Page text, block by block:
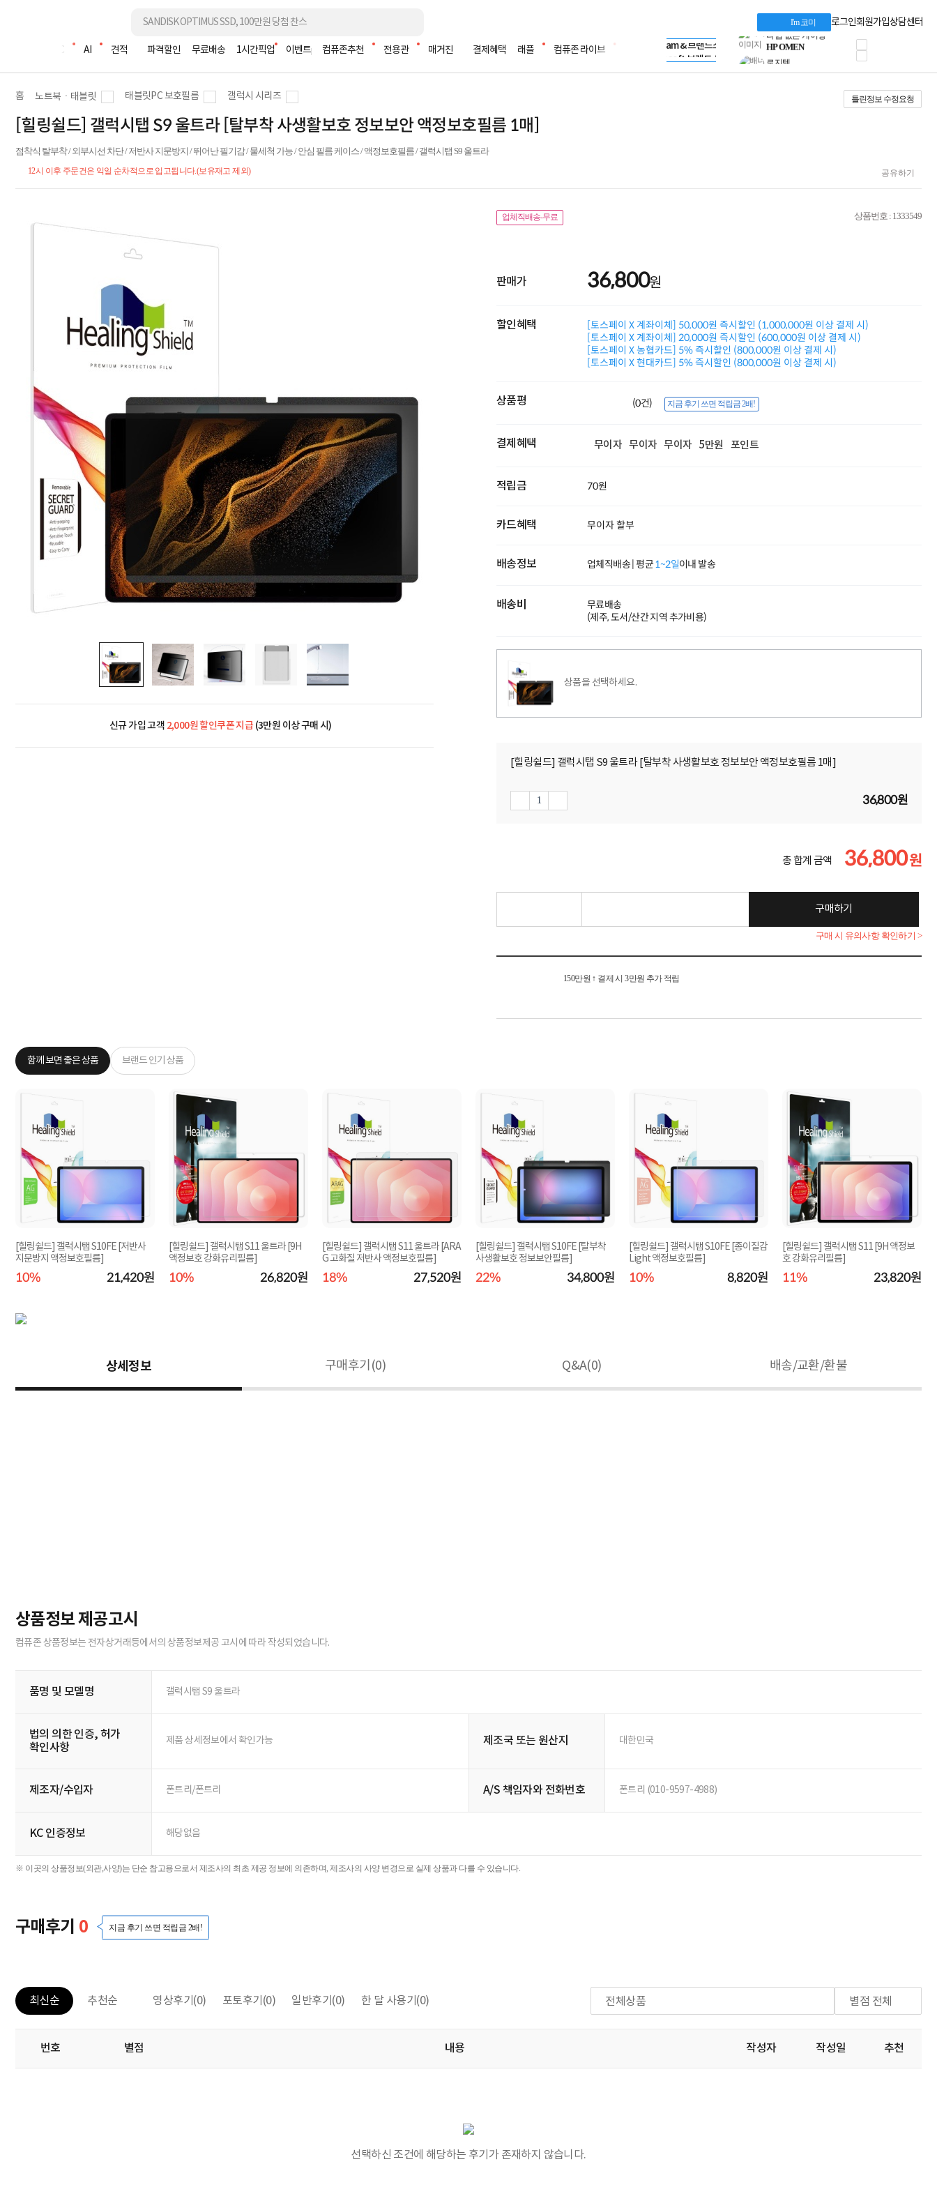
I'm 코미 로그인회원가입상담센터
조립PC AI 견적 파격할인 무료배송 1시간픽업 이벤트 컴퓨존추천 전용관 매거진 결제혜택 래플 컴퓨존 라이브
LG gram & 브랜드스토어
Microsoft 브랜드스토어
AMD 브랜드스토어
Dell 구매 찬스
프로 에센셜
타협 없는 게이밍
로지텍
적립금 3% 페이백
시스코 스위칭허브
누적 금액 별
적립금 페이백!
홈 노트북ㆍ태블릿 태블릿PC 보호필름 갤럭시 시리즈 틀린정보 수정요청
[힐링쉴드] 갤럭시탭 S9 울트라 [탈부착 사생활보호 정보보안 액정보호필름 1매]
점착식 탈부착 / 외부시선 차단 / 저반사 지문방지 / 뛰어난 필기감 / 물세척 가능 / 안심 필름 케이스 / 액정보호필름 / 갤럭시탭 S9 울트라
12시 이후 주문건은 익일 순차적으로 입고됩니다.(보유재고 제외) 공유하기
신규 가입 고객 2,000원 할인쿠폰 지급(3만원 이상 구매 시)
업체직배송-무료 상품번호 : 1333549
판매가 36,800원
할인혜택
[토스페이 X 계좌이체] 50,000원 즉시할인 (1,000,000원 이상 결제 시)
[토스페이 X 계좌이체] 20,000원 즉시할인 (600,000원 이상 결제 시)
[토스페이 X 농협카드] 5% 즉시할인 (800,000원 이상 결제 시)
[토스페이 X 현대카드] 5% 즉시할인 (800,000원 이상 결제 시)
상품평 (0건) 지금 후기 쓰면 적립금 2배!
결제혜택 무이자 무이자 무이자 5만원 포인트
적립금 70원
카드혜택 무이자 할부
배송정보 업체직배송 | 평균1~2일이내 발송
배송비
무료배송
(제주, 도서/산간 지역 추가비용)
상품을 선택하세요.
[힐링쉴드] 갤럭시탭 S9 울트라 [탈부착 사생활보호 정보보안 액정보호필름 1매]
36,800원
총 합계 금액 36,800원
구매하기
구매 시 유의사항 확인하기 >
150만원 ↑ 결제 시 3만원 추가 적립
함께 보면 좋은 상품 브랜드 인기 상품
[힐링쉴드] 갤럭시탭 S10FE [저반사
지문방지 액정보호필름]
10% 21,420원
[힐링쉴드] 갤럭시탭 S11 울트라 [9H
액정보호 강화유리필름]
10% 26,820원
[힐링쉴드] 갤럭시탭 S11 울트라 [ARA
G 고화질 저반사 액정보호필름]
18% 27,520원
[힐링쉴드] 갤럭시탭 S10FE [탈부착
사생활보호 정보보안필름]
22% 34,800원
[힐링쉴드] 갤럭시탭 S10FE [종이질감
Light 액정보호필름]
10% 8,820원
[힐링쉴드] 갤럭시탭 S11 [9H 액정보
호 강화유리필름]
11% 23,820원
상세정보 구매후기(0) Q&A(0) 배송/교환/환불
상품정보 제공고시
컴퓨존 상품정보는 전자상거래등에서의 상품정보제공 고시에 따라 작성되었습니다.
품명 및 모델명 갤럭시탭 S9 울트라
법의 의한 인증, 허가
확인사항
제품 상세정보에서 확인가능 제조국 또는 원산지 대한민국
제조자/수입자 폰트리/폰트리 A/S 책임자와 전화번호 폰트리 (010-9597-4988)
KC 인증정보 해당없음
※ 이곳의 상품정보(외관,사양)는 단순 참고용으로서 제조사의 최초 제공 정보에 의존하며, 제조사의 사양 변경으로 실제 상품과 다를 수 있습니다.
구매후기 0 지금 후기 쓰면 적립금 2배!
최신순 추천순 영상후기 (0) 포토후기 (0) 일반후기 (0) 한 달 사용기 (0) 전체상품 별점 전체
번호 별점 내용 작성자 작성일 추천
선택하신 조건에 해당하는 후기가 존재하지 않습니다.